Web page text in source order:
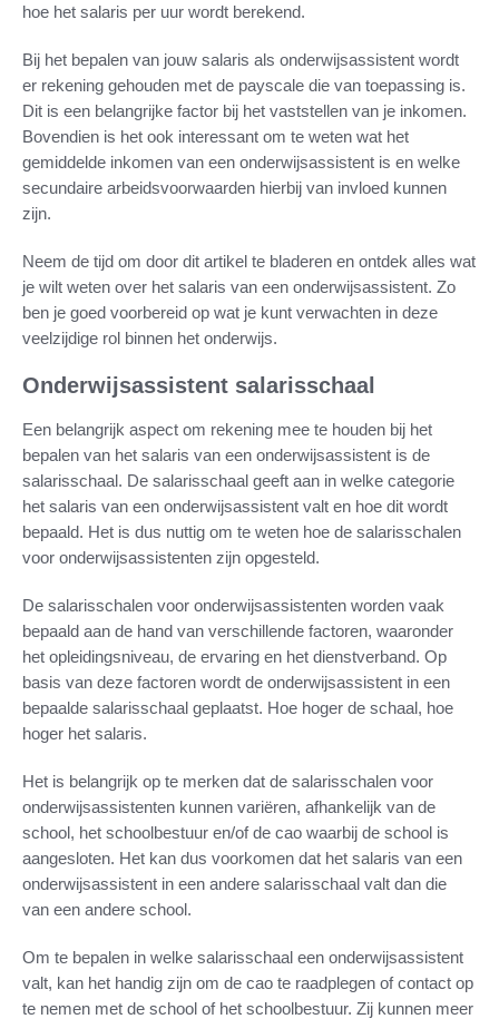
hoe het salaris per uur wordt berekend.
Bij het bepalen van jouw salaris als onderwijsassistent wordt
er rekening gehouden met de payscale die van toepassing is.
Dit is een belangrijke factor bij het vaststellen van je inkomen.
Bovendien is het ook interessant om te weten wat het
gemiddelde inkomen van een onderwijsassistent is en welke
secundaire arbeidsvoorwaarden hierbij van invloed kunnen
zijn.
Neem de tijd om door dit artikel te bladeren en ontdek alles wat
je wilt weten over het salaris van een onderwijsassistent. Zo
ben je goed voorbereid op wat je kunt verwachten in deze
veelzijdige rol binnen het onderwijs.
Onderwijsassistent salarisschaal
Een belangrijk aspect om rekening mee te houden bij het
bepalen van het salaris van een onderwijsassistent is de
salarisschaal. De salarisschaal geeft aan in welke categorie
het salaris van een onderwijsassistent valt en hoe dit wordt
bepaald. Het is dus nuttig om te weten hoe de salarisschalen
voor onderwijsassistenten zijn opgesteld.
De salarisschalen voor onderwijsassistenten worden vaak
bepaald aan de hand van verschillende factoren, waaronder
het opleidingsniveau, de ervaring en het dienstverband. Op
basis van deze factoren wordt de onderwijsassistent in een
bepaalde salarisschaal geplaatst. Hoe hoger de schaal, hoe
hoger het salaris.
Het is belangrijk op te merken dat de salarisschalen voor
onderwijsassistenten kunnen variëren, afhankelijk van de
school, het schoolbestuur en/of de cao waarbij de school is
aangesloten. Het kan dus voorkomen dat het salaris van een
onderwijsassistent in een andere salarisschaal valt dan die
van een andere school.
Om te bepalen in welke salarisschaal een onderwijsassistent
valt, kan het handig zijn om de cao te raadplegen of contact op
te nemen met de school of het schoolbestuur. Zij kunnen meer